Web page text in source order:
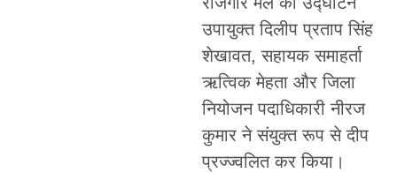
उपायुक्त दिलीप प्रताप सिंह
शेखावत, सहायक समाहर्ता
ऋत्विक मेहता और जिला
नियोजन पदाधिकारी नीरज
कुमार ने संयुक्त रूप से दीप
प्रज्ज्वलित कर किया।